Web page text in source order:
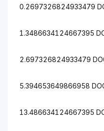
0.2697326824933479
1.3486634124667395
2.697326824933479
5.394653649866958
13.486634124667395